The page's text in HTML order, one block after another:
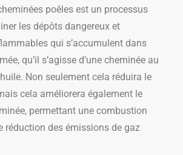
poêles est un processus
les dépôts dangereux et
qui s’accumulent dans
qu’il s’agisse d’une cheminée au
Non seulement cela réduira le
cela améliorera également le
permettant une combustion
réduction des émissions de gaz